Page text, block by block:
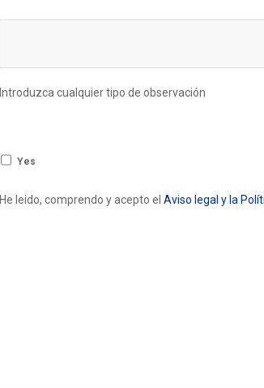
Introduzca cualquier tipo de observación
Yes
He leido, comprendo y acepto el Aviso legal y la